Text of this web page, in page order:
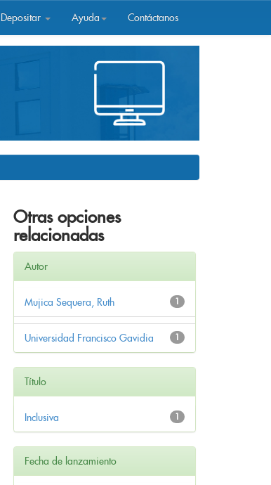
Depositar Ayuda Contáctanos
Otras opciones
relacionadas
Autor
1
Mujica Sequera, Ruth
1
Universidad Francisco Gavidia
Título
1
Inclusiva
Fecha de lanzamiento